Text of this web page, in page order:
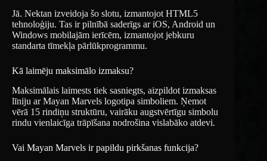
Jā. Nektan izveidoja šo slotu, izmantojot HTML5
tehnoloģiju. Tas ir pilnībā saderīgs ar iOS, Android un
Windows mobilajām ierīcēm, izmantojot jebkuru
standarta tīmekļa pārlūkprogrammu.
Kā laimēju maksimālo izmaksu?
Maksimālais laimests tiek sasniegts, aizpildot izmaksas
līniju ar Mayan Marvels logotipa simboliem. Ņemot
vērā 15 rindiņu struktūru, vairāku augstvērtīgu simbolu
rindu vienlaicīga trāpīšana nodrošina vislabāko atdevi.
Vai Mayan Marvels ir papildu pirkšanas funkcija?